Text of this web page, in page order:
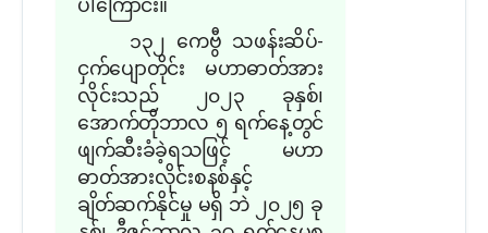
၁၃၂ ကေဗွီ သဖန်းဆိပ်-
ငှက်ပျောတိုင်း မဟာဓာတ်အား
လိုင်းသည် ၂၀၂၃ ခုနှစ်၊
အောက်တိုဘာလ ၅ ရက်နေ့တွင်
ဖျက်ဆီးခံခဲ့ရသဖြင့် မဟာ
ဓာတ်အားလိုင်းစနစ်နှင့်
ချိတ်ဆက်နိုင်မှု မရှိ ဘဲ ၂၀၂၅ ခု